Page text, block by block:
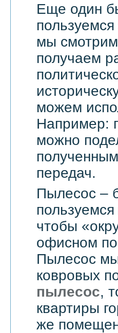
Еще один
мы
получаем
можем
Например:
можно
передач.
Пылесос –
чтобы
офисном
Пылесос
ковровых
пылесос,
квартиры
же